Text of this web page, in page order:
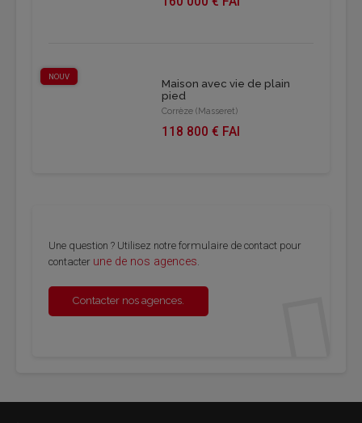
NOUV
Maison avec vie de plain
pied
Corrèze (Masseret)
118 800 € FAI
Une question ? Utilisez notre formulaire de contact pour
contacter une de nos agences
Contacter nos agences.